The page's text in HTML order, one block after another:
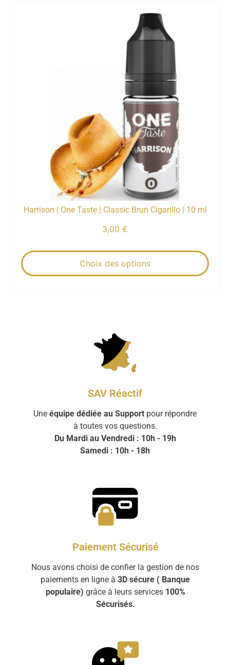
Harrison | One Taste | Classic Brun Cigarillo | 10 ml
3,00 €
Choix des options
SAV Réactif
Une équipe dédiée au Support pour répondre
à toutes vos questions.
Du Mardi au Vendredi : 10h - 19h
Samedi : 10h - 18h
Paiement Sécurisé
Nous avons choisi de confier la gestion de nos
paiements en ligne à 3D sécure ( Banque
populaire) grâce à leurs services 100%
Sécurisés.